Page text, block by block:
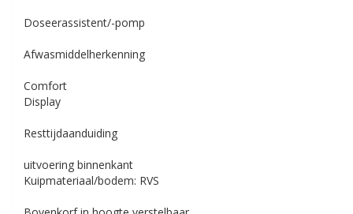
Doseerassistent/-pomp
Afwasmiddelherkenning
Comfort
Display
Resttijdaanduiding
uitvoering binnenkant
Kuipmateriaal/bodem: RVS